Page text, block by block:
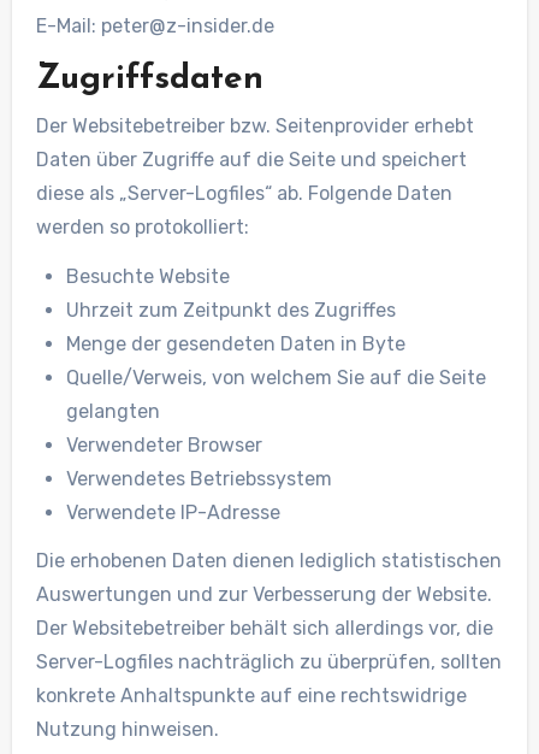
E-Mail: peter@z-insider.de
Zugriffsdaten
Der Websitebetreiber bzw. Seitenprovider erhebt
Daten über Zugriffe auf die Seite und speichert
diese als „Server-Logfiles“ ab. Folgende Daten
werden so protokolliert:
Besuchte Website
Uhrzeit zum Zeitpunkt des Zugriffes
Menge der gesendeten Daten in Byte
Quelle/Verweis, von welchem Sie auf die Seite
gelangten
Verwendeter Browser
Verwendetes Betriebssystem
Verwendete IP-Adresse
Die erhobenen Daten dienen lediglich statistischen
Auswertungen und zur Verbesserung der Website.
Der Websitebetreiber behält sich allerdings vor, die
Server-Logfiles nachträglich zu überprüfen, sollten
konkrete Anhaltspunkte auf eine rechtswidrige
Nutzung hinweisen.